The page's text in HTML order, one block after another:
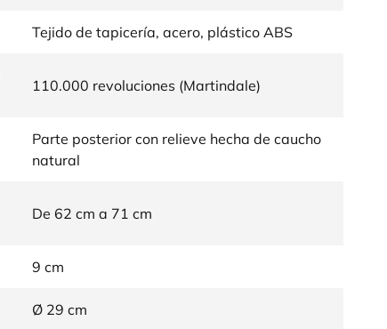
Tejido de tapicería, acero, plástico ABS
110.000 revoluciones (Martindale)
Parte posterior con relieve hecha de caucho
natural
De 62 cm a 71 cm
9 cm
Ø 29 cm